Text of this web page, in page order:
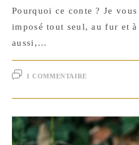
Pourquoi ce conte ? Je
imposé tout seul, au fur et à
aussi,…
1 COMMENTAIRE